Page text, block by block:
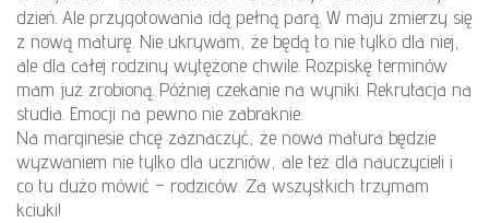
dzień. Ale przygotowania idą pełną parą. W maju zmierzy się
z nową maturę. Nie ukrywam, że będą to nie tylko dla niej,
ale dla całej rodziny wytężone chwile. Rozpiskę terminów
mam już zrobioną. Później czekanie na wyniki. Rekrutacja na
studia. Emocji na pewno nie zabraknie.
Na marginesie chcę zaznaczyć, że nowa matura będzie
wyzwaniem nie tylko dla uczniów, ale też dla nauczycieli i
co tu dużo mówić – rodziców. Za wszystkich trzymam
kciuki!